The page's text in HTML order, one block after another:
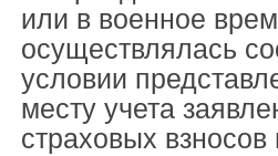
или в военное
осуществлялась
условии
месту учета
страховых